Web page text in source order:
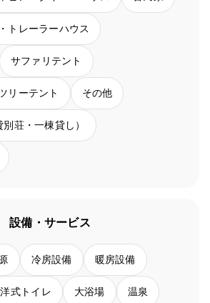
トレーラーハウス
サファリテント
リーテント その他
荘・一棟貸し）
設備・サービス
冷房設備 暖房設備
洋式トイレ 大浴場 温泉